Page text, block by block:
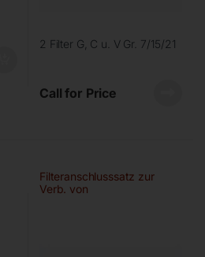
2 Filter G, C u. V Gr. 7/15/21
Call for Price
Filteranschlusssatz zur
Verb. von